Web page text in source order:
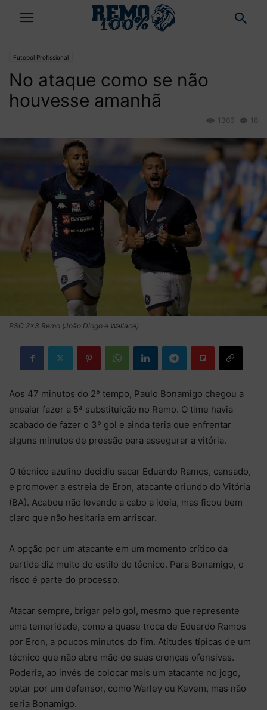
Futebol Profissional
No ataque como se não
houvesse amanhã
16
1366
PSC 2×3 Remo (João Diogo e Wallace)
Aos 47 minutos do 2º tempo, Paulo Bonamigo chegou a
ensaiar fazer a 5ª substituição no Remo. O time havia
acabado de fazer o 3º gol e ainda teria que enfrentar
alguns minutos de pressão para assegurar a vitória.
O técnico azulino decidiu sacar Eduardo Ramos, cansado,
e promover a estreia de Eron, atacante oriundo do Vitória
(BA). Acabou não levando a cabo a ideia, mas ficou bem
claro que não hesitaria em arriscar.
A opção por um atacante em um momento crítico da
partida diz muito do estilo do técnico. Para Bonamigo, o
risco é parte do processo.
Atacar sempre, brigar pelo gol, mesmo que represente
uma temeridade, como a quase troca de Eduardo Ramos
por Eron, a poucos minutos do fim. Atitudes típicas de um
técnico que não abre mão de suas crenças ofensivas.
Poderia, ao invés de colocar mais um atacante no jogo,
optar por um defensor, como Warley ou Kevem, mas não
seria Bonamigo.